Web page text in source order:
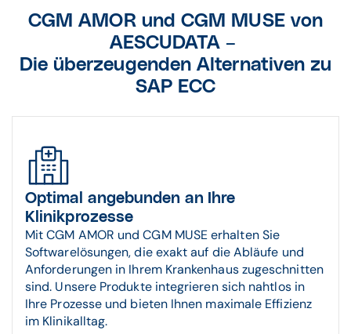
CGM AMOR und CGM MUSE von
AESCUDATA –
Die überzeugenden Alternativen zu
SAP ECC
Optimal angebunden an Ihre
Klinikprozesse
Mit CGM AMOR und CGM MUSE erhalten Sie
Softwarelösungen, die exakt auf die Abläufe und
Anforderungen in Ihrem Krankenhaus zugeschnitten
sind. Unsere Produkte integrieren sich nahtlos in
Ihre Prozesse und bieten Ihnen maximale Effizienz
im Klinikalltag.